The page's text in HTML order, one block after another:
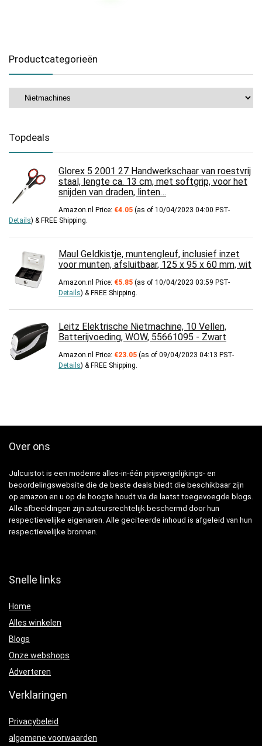
Productcategorieën
Topdeals
Glorex 5 2001 27 Handwerkschaar van roestvrij
staal, lengte ca. 13 cm, met softgrip, voor het
snijden van draden, linten…
Amazon.nl Price: €4.05 (as of 10/04/2023 04:00 PST-
Details) & FREE Shipping.
Maul Geldkistje, muntengleuf, inclusief inzet
voor munten, afsluitbaar, 125 x 95 x 60 mm, wit
Amazon.nl Price: €5.85 (as of 10/04/2023 03:59 PST-
Details) & FREE Shipping.
Leitz Elektrische Nietmachine, 10 Vellen,
Batterijvoeding, WOW, 55661095 - Zwart
Amazon.nl Price: €23.05 (as of 09/04/2023 04:13 PST-
Details) & FREE Shipping.
Over ons
Julcuistot is een moderne alles-in-één prijsvergelijkings- en
beoordelingswebsite die de beste deals biedt die beschikbaar zijn
op amazon en u op de hoogte houdt via de laatst toegevoegde blogs.
Alle afbeeldingen zijn auteursrechtelijk beschermd door hun
respectievelijke eigenaren. Alle geciteerde inhoud is afgeleid van hun
respectievelijke bronnen.
Snelle links
Home
Alles winkelen
Blogs
Onze webshops
Adverteren
Verklaringen
Privacybeleid
algemene voorwaarden